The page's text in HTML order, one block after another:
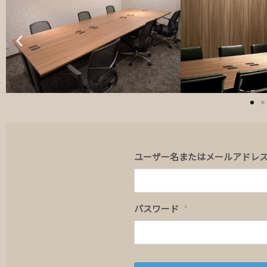
ユーザー名またはメールアドレ
パスワード *